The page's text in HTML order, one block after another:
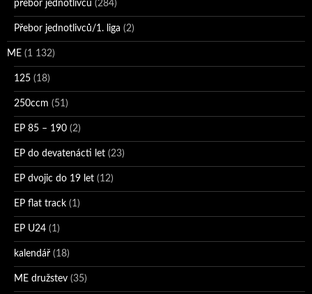
přebor jednotlivců (284)
Přebor jednotlivců/1. liga (2)
ME (1 132)
125 (18)
250ccm (51)
EP 85 – 190 (2)
EP do devatenácti let (23)
EP dvojic do 19 let (12)
EP flat track (1)
EP U24 (1)
kalendář (18)
ME družstev (35)